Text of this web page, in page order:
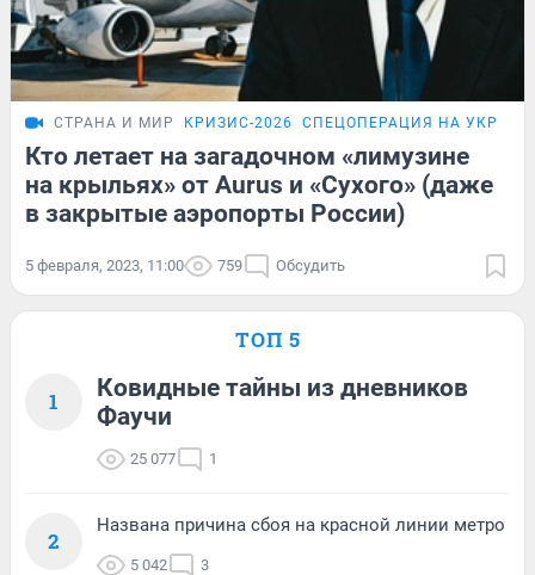
СТРАНА И МИР КРИЗИС-2026 СПЕЦОПЕРАЦИЯ НА
Кто летает на загадочном «лимузине
на крыльях» от Aurus и «Сухого» (даже
в закрытые аэропорты России)
5 февраля, 2023, 11:00 759 Обсудить
ТОП 5
1
Ковидные тайны из дневников
Фаучи
25 077 1
2
Названа причина сбоя на красной линии метро
5 042 3